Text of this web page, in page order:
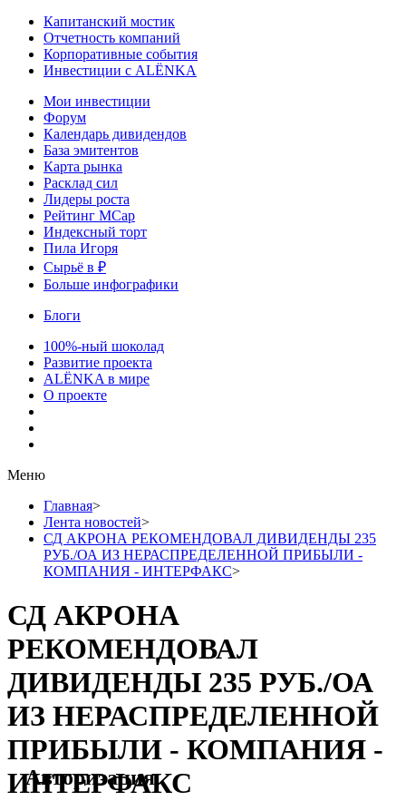
Капитанский мостик
Отчетность компаний
Корпоративные события
Инвестиции с ALЁNKA
Мои инвестиции
Форум
Календарь дивидендов
База эмитентов
Карта рынка
Расклад сил
Лидеры роста
Рейтинг MCap
Индексный торт
Пила Игоря
Сырьё в ₽
Больше инфографики
Блоги
100%-ный шоколад
Развитие проекта
ALЁNKA в мире
О проекте
Меню
Главная>
Лента новостей>
СД АКРОНА РЕКОМЕНДОВАЛ ДИВИДЕНДЫ 235
РУБ./ОА ИЗ НЕРАСПРЕДЕЛЕННОЙ ПРИБЫЛИ -
КОМПАНИЯ - ИНТЕРФАКС>
СД АКРОНА
РЕКОМЕНДОВАЛ
ДИВИДЕНДЫ 235 РУБ./ОА
ИЗ НЕРАСПРЕДЕЛЕННОЙ
ПРИБЫЛИ - КОМПАНИЯ -
ИНТЕРФАКС
Авторизация